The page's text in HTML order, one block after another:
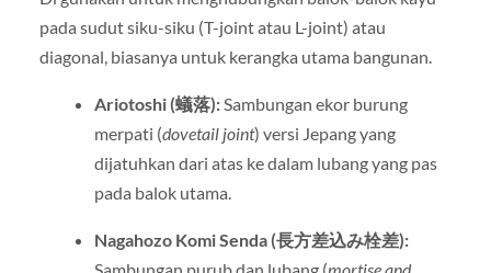
pada sudut siku-siku (T-joint atau L-joint) atau
diagonal, biasanya untuk kerangka utama bangunan.
Ariotoshi (蟻落):Sambungan ekor burung
merpati (dovetail joint) versi Jepang yang
dijatuhkan dari atas ke dalam lubang yang pas
pada balok utama.
Nagahozo Komi Senda (長方差込み栓差):